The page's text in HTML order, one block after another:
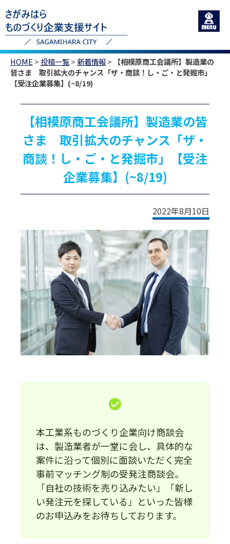
HOME >投稿一覧> 新着情報>
【相模原商工会議所】製造業の
皆さま 取引拡大のチャンス「ザ・商談！し・ご・と発掘市」
【受注企業募集】(~8/19)
【相模原商工会議所】製造業の皆
さま 取引拡大のチャンス「ザ・
商談！し・ご・と発掘市」【受注
企業募集】(~8/19)
2022年8月10日
本工業系ものづくり企業向け商談会
は、製造業者が一堂に会し、具体的な
案件に沿って個別に面談いただく完全
事前マッチング制の受発注商談会。
「自社の技術を売り込みたい」「新し
い発注元を探している」といった皆様
のお申込みをお待ちしております。